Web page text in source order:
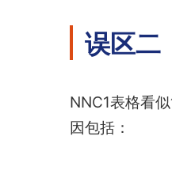
误区二
NNC1表格看
因包括：